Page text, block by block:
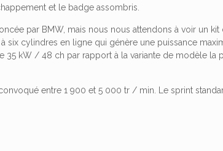
et le badge assombris.
par BMW, mais nous nous attendons à voir un kit
six cylindres en ligne qui génère une puissance
35 kW / 48 ch par rapport à la variante de modèle la
entre 1 900 et 5 000 tr / min. Le sprint